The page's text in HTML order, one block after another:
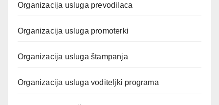
Organizacija usluga prevodilaca
Organizacija usluga promoterki
Organizacija usluga štampanja
Organizacija usluga voditeljki programa